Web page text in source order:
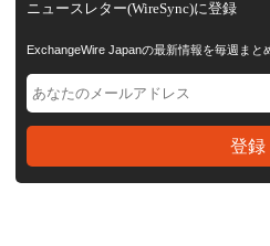
ニュースレター(WireSync)に登録
ExchangeWire Japanの最新情報を毎週まと